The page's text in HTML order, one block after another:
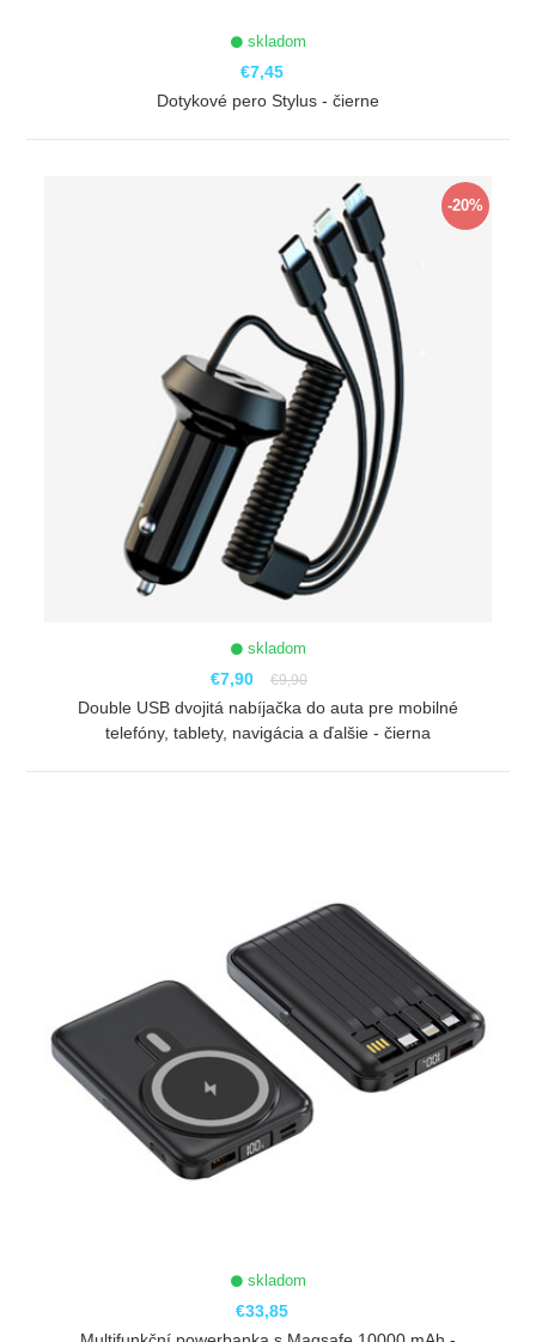
skladom
€7,45
Dotykové pero Stylus - čierne
-20%
skladom
€7,90 €9,90
Double USB dvojitá nabíjačka do auta pre mobilné
telefóny, tablety, navigácia a ďalšie - čierna
skladom
€33,85